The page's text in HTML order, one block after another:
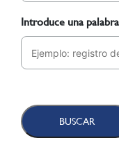
Introduce una